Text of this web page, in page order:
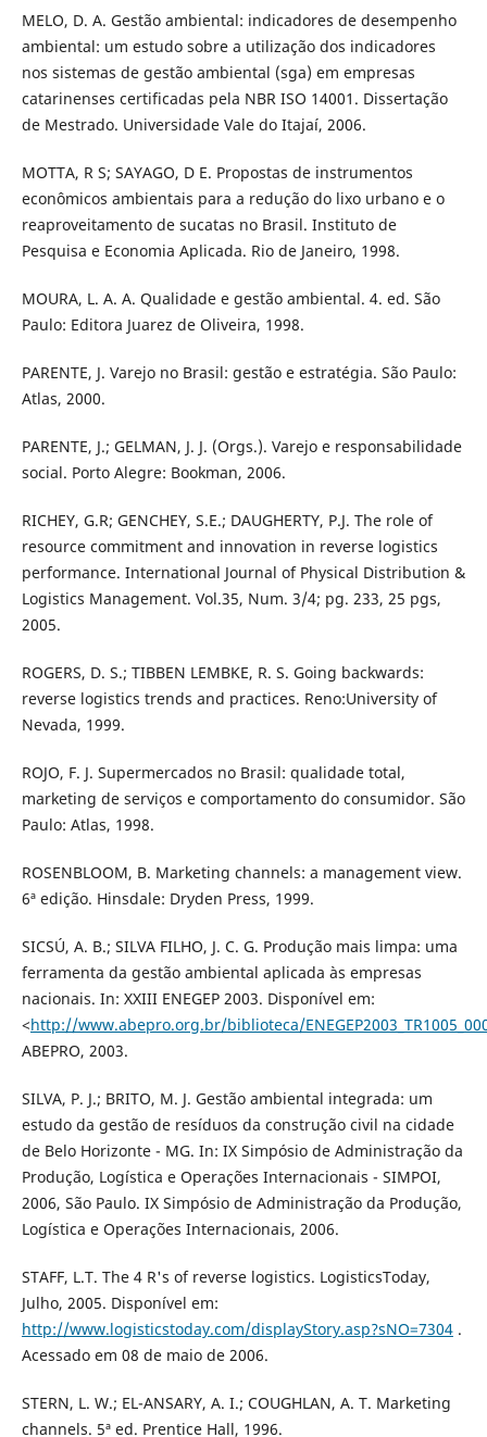
MELO, D. A. Gestão ambiental: indicadores de desempenho
ambiental: um estudo sobre a utilização dos indicadores
nos sistemas de gestão ambiental (sga) em empresas
catarinenses certificadas pela NBR ISO 14001. Dissertação
de Mestrado. Universidade Vale do Itajaí, 2006.
MOTTA, R S; SAYAGO, D E. Propostas de instrumentos
econômicos ambientais para a redução do lixo urbano e o
reaproveitamento de sucatas no Brasil. Instituto de
Pesquisa e Economia Aplicada. Rio de Janeiro, 1998.
MOURA, L. A. A. Qualidade e gestão ambiental. 4. ed. São
Paulo: Editora Juarez de Oliveira, 1998.
PARENTE, J. Varejo no Brasil: gestão e estratégia. São Paulo:
Atlas, 2000.
PARENTE, J.; GELMAN, J. J. (Orgs.). Varejo e responsabilidade
social. Porto Alegre: Bookman, 2006.
RICHEY, G.R; GENCHEY, S.E.; DAUGHERTY, P.J. The role of
resource commitment and innovation in reverse logistics
performance. International Journal of Physical Distribution &
Logistics Management. Vol.35, Num. 3/4; pg. 233, 25 pgs,
2005.
ROGERS, D. S.; TIBBEN LEMBKE, R. S. Going backwards:
reverse logistics trends and practices. Reno:University of
Nevada, 1999.
ROJO, F. J. Supermercados no Brasil: qualidade total,
marketing de serviços e comportamento do consumidor. São
Paulo: Atlas, 1998.
ROSENBLOOM, B. Marketing channels: a management view.
6ª edição. Hinsdale: Dryden Press, 1999.
SICSÚ, A. B.; SILVA FILHO, J. C. G. Produção mais limpa: uma
ferramenta da gestão ambiental aplicada às empresas
nacionais. In: XXIII ENEGEP 2003. Disponível em:
<http://www.abepro.org.br/biblioteca/
ABEPRO, 2003.
SILVA, P. J.; BRITO, M. J. Gestão ambiental integrada: um
estudo da gestão de resíduos da construção civil na cidade
de Belo Horizonte - MG. In: IX Simpósio de Administração da
Produção, Logística e Operações Internacionais - SIMPOI,
2006, São Paulo. IX Simpósio de Administração da Produção,
Logística e Operações Internacionais, 2006.
STAFF, L.T. The 4 R's of reverse logistics. LogisticsToday,
Julho, 2005. Disponível em:
http://www.logisticstoday.com/displayStory.asp?sNO=7304.
Acessado em 08 de maio de 2006.
STERN, L. W.; EL-ANSARY, A. I.; COUGHLAN, A. T. Marketing
channels. 5ª ed. Prentice Hall, 1996.